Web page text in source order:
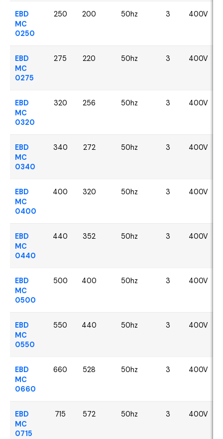
EBD
MC
0250
250 200 50hz 3 400V
EBD
MC
0275
275 220 50hz 3 400V
EBD
MC
0320
320 256 50hz 3 400V
EBD
MC
0340
340 272 50hz 3 400V
EBD
MC
0400
400 320 50hz 3 400V
EBD
MC
0440
440 352 50hz 3 400V
EBD
MC
0500
500 400 50hz 3 400V
EBD
MC
0550
550 440 50hz 3 400V
EBD
MC
0660
660 528 50hz 3 400V
EBD
MC
0715
715 572 50hz 3 400V